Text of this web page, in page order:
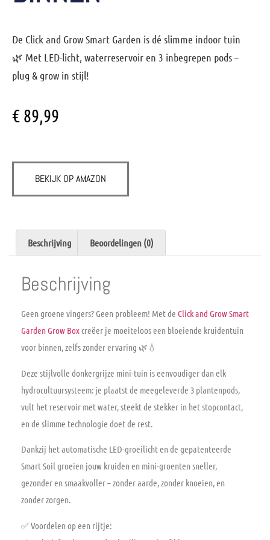
De Click and Grow Smart Garden is dé slimme indoor tuin
🌿 Met LED-licht, waterreservoir en 3 inbegrepen pods –
plug & grow in stijl!
€89,99
BEKIJK OP AMAZON
Beschrijving Beoordelingen (0)
Beschrijving
Geen groene vingers? Geen probleem! Met de Click and Grow Smart
Garden Grow Boxcreëer je moeiteloos een bloeiende kruidentuin
voor binnen, zelfs zonder ervaring 🌿💧
Deze stijlvolle donkergrijze mini-tuin is eenvoudiger dan elk
hydrocultuursysteem: je plaatst de meegeleverde 3 plantenpods,
vult het reservoir met water, steekt de stekker in het stopcontact,
en de slimme technologie doet de rest.
Dankzij hetautomatische LED-groeilichten de gepatenteerde
Smart Soil groeien jouw kruiden en mini-groenten sneller,
gezonder en smaakvoller – zonder aarde, zonder knoeien, en
zonder zorgen.
✅ Voordelen op een rijtje: